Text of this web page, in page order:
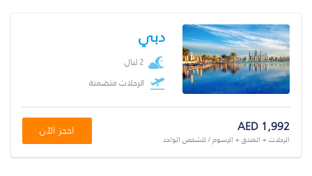
دبي
2 ليال
الرحلات متضمنة
AED 1,992
الرحلات + الفندق + الرسوم / للشخص الواحد
احجز الآن